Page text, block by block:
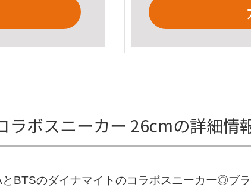
ラボスニーカー 26cmの詳細情
BTSのダイナマイトのコラボスニーカー◎